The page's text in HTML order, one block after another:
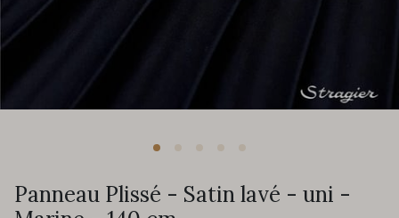
Panneau Plissé - Satin lavé - uni -